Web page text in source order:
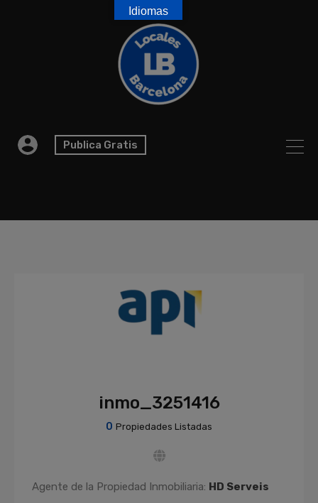
Publica Gratis
inmo_3251416
0 Propiedades Listadas
Agente de la Propiedad Inmobiliaria: HD Serveis
Idiomas